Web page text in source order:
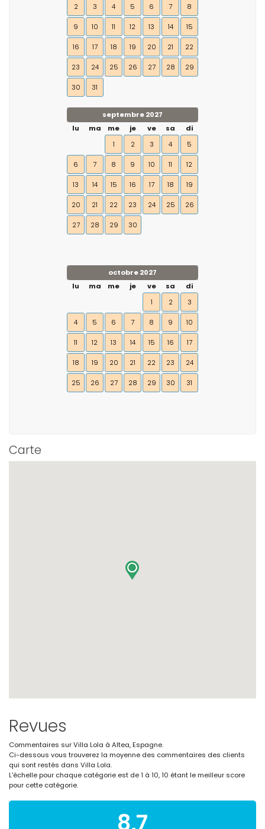
2 3 4 5 6 7 8
9 10 11 12 13 14 15
16 17 18 19 20 21 22
23 24 25 26 27 28 29
30 31
septembre 2027
lu
ma me je ve sa
di
1
2 3 4 5
6 7 8 9 10 11 12
13 14 15 16 17 18 19
20 21 22 23 24 25 26
27 28 29 30
octobre 2027
lu
ma me je ve sa
di
1
2 3
4 5 6 7 8 9 10
11 12 13 14 15 16 17
18 19 20 21 22 23 24
25 26 27 28 29 30 31
Carte
Revues
Commentaires sur Villa Lola à Altea, Espagne.
Ci-dessous vous trouverez la moyenne des commentaires des clients
qui sont restés dans Villa Lola.
L'échelle pour chaque catégorie est de 1 à 10, 10 étant le meilleur score
pour cette catégorie.